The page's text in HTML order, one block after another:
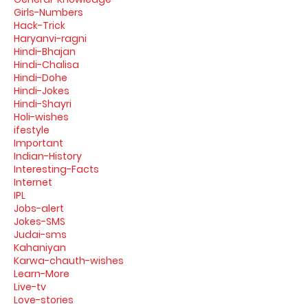
Girls-Numbers
Hack-Trick
Haryanvi-ragni
Hindi-Bhajan
Hindi-Chalisa
Hindi-Dohe
Hindi-Jokes
Hindi-Shayri
Holi-wishes
ifestyle
Important
Indian-History
Interesting-Facts
Internet
IPL
Jobs-alert
Jokes-SMS
Judai-sms
Kahaniyan
Karwa-chauth-wishes
Learn-More
Live-tv
Love-stories